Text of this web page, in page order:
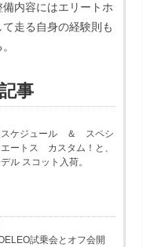
内容にはエリートホ
走る自身の経験則も
事
スケジュール ＆ スペシ
ートス カスタム！と、
ル スコット入荷。
試乗会とオフ会開